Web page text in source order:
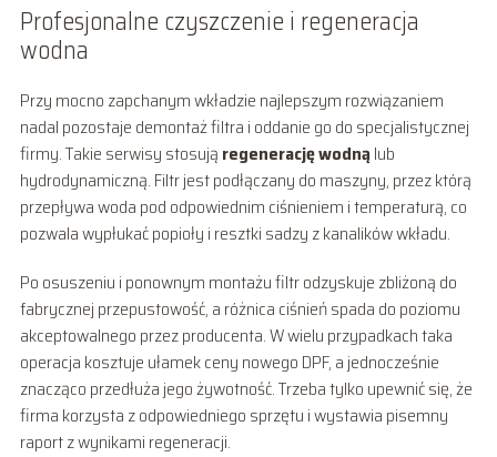
Profesjonalne czyszczenie i regeneracja
wodna
Przy mocno zapchanym wkładzie najlepszym rozwiązaniem
nadal pozostaje demontaż filtra i oddanie go do specjalistycznej
firmy. Takie serwisy stosują regenerację wodnąlub
hydrodynamiczną. Filtr jest podłączany do maszyny, przez którą
przepływa woda pod odpowiednim ciśnieniem i temperaturą, co
pozwala wypłukać popioły i resztki sadzy z kanalików wkładu.
Po osuszeniu i ponownym montażu filtr odzyskuje zbliżoną do
fabrycznej przepustowość, a różnica ciśnień spada do poziomu
akceptowalnego przez producenta. W wielu przypadkach taka
operacja kosztuje ułamek ceny nowego DPF, a jednocześnie
znacząco przedłuża jego żywotność. Trzeba tylko upewnić się, że
firma korzysta z odpowiedniego sprzętu i wystawia pisemny
raport z wynikami regeneracji.